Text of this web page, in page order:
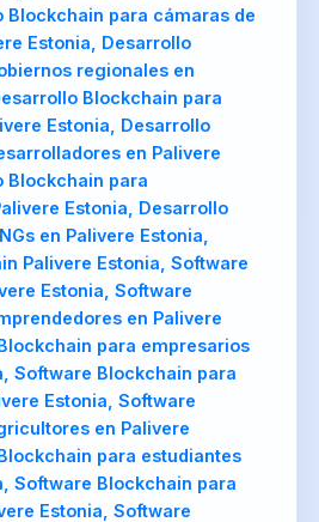
Blockchain para cámaras de
Estonia, Desarrollo
regionales en
Blockchain para
Estonia, Desarrollo
en Palivere
Blockchain para
Estonia, Desarrollo
en Palivere Estonia,
Palivere Estonia, Software
Estonia, Software
en Palivere
para empresarios
Software Blockchain para
Estonia, Software
en Palivere
para estudiantes
Software Blockchain para
Estonia, Software